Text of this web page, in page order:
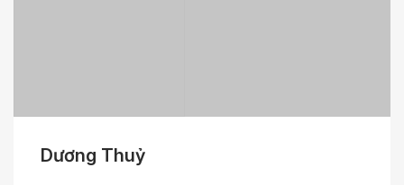
Dương Thuỷ